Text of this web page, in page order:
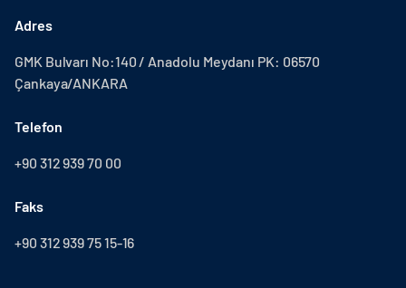
Adres
GMK Bulvarı No:140 / Anadolu Meydanı PK: 06570
Çankaya/ANKARA
Telefon
+90 312 939 70 00
Faks
+90 312 939 75 15-16